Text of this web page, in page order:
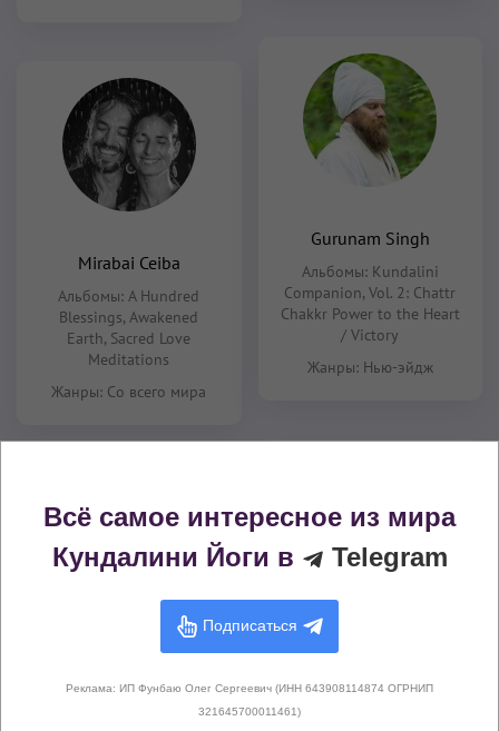
Mirabai Ceiba
Альбомы:A Hundred
Blessings,Awakened
Earth, Sacred Love
Meditations
Жанры: Со всего мира
Gurunam Singh
Альбомы: Kundalini
Companion, Vol. 2: Chattr
Chakkr Power to the Heart
/ Victory
Жанры: Нью-эйдж
Альбомы:Chakra Chihan
Guru Shabad Singh
Альбомы:Ajai Alai ,Chakra
Chihan
Всё самое интересное из мира
Кундалини Йоги в
Telegram
Подписаться
Реклама: ИП Фунбаю Олег Сергеевич (ИНН 643908114874 ОГРНИП
321645700011461)